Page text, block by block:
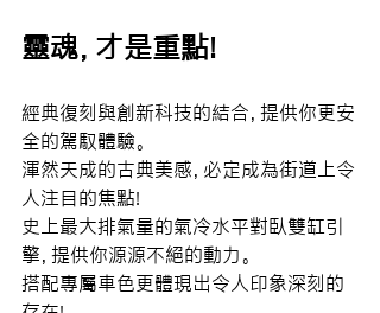
靈魂，才是重點!
經典復刻與創新科技的結合，提供你更安
全的駕馭體驗。
渾然天成的古典美感，必定成為街道上令
人注目的焦點!
史上最大排氣量的氣冷水平對臥雙缸引
擎，提供你源源不絕的動力。
搭配專屬車色更體現出令人印象深刻的